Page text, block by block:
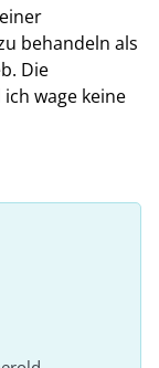
behandeln als
Die
wage keine